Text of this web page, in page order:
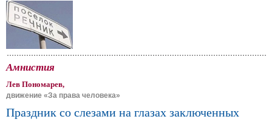
Амнистия
Лев Пономарев,
движение «За права человека»
Праздник со слезами на глазах заключенных